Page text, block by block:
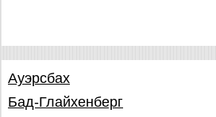
Ауэрсбах
Бад-Глайхенберг